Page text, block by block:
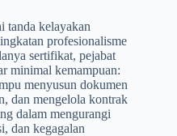
tanda kelayakan
profesionalisme
sertifikat, pejabat
minimal kemampuan:
menyusun dokumen
dan mengelola kontrak
dalam mengurangi
dan kegagalan